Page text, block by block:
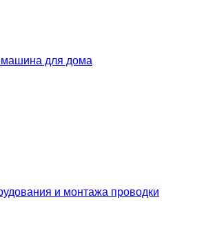
для дома
и монтажа проводки